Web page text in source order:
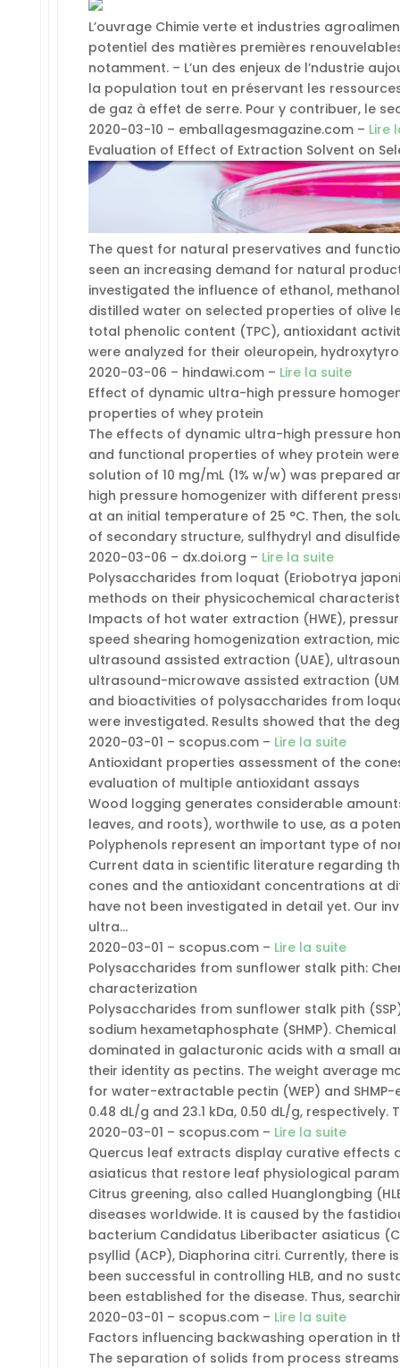
L’ouvrage Chimie verte et industries
potentiel des matières premières
notamment. – L’un des enjeux de l’ndustrie
la population tout en préservant les
de gaz à effet de serre. Pour y contribuer, le
2020-03-10 – emballagesmagazine.com – Lire
Evaluation of Effect of Extraction Solvent on
The quest for natural preservatives and
seen an increasing demand for natural
investigated the influence of ethanol,
distilled water on selected properties of olive
total phenolic content (TPC), antioxidant
were analyzed for their oleuropein,
2020-03-06 – hindawi.com – Lire la suite
Effect of dynamic ultra-high pressure
properties of whey protein
The effects of dynamic ultra-high pressure
and functional properties of whey protein
solution of 10 mg/mL (1% w/w) was prepared
high pressure homogenizer with different
at an initial temperature of 25 °C. Then, the
of secondary structure, sulfhydryl and
2020-03-06 – dx.doi.org – Lire la suite
Polysaccharides from loquat (Eriobotrya
methods on their physicochemical
Impacts of hot water extraction (HWE),
speed shearing homogenization extraction,
ultrasound assisted extraction (UAE),
ultrasound-microwave assisted extraction
and bioactivities of polysaccharides from
were investigated. Results showed that the
2020-03-01 – scopus.com – Lire la suite
Antioxidant properties assessment of the
evaluation of multiple antioxidant assays
Wood logging generates considerable
leaves, and roots), worthwile to use, as a
Polyphenols represent an important type of
Current data in scientific literature regarding
cones and the antioxidant concentrations at
have not been investigated in detail yet. Our
ultra…
2020-03-01 – scopus.com – Lire la suite
Polysaccharides from sunflower stalk pith:
characterization
Polysaccharides from sunflower stalk pith
sodium hexametaphosphate (SHMP).
dominated in galacturonic acids with a small
their identity as pectins. The weight average
for water-extractable pectin (WEP) and
0.48 dL/g and 23.1 kDa, 0.50 dL/g,
2020-03-01 – scopus.com – Lire la suite
Quercus leaf extracts display curative effects
asiaticus that restore leaf physiological
Citrus greening, also called Huanglongbing
diseases worldwide. It is caused by the
bacterium Candidatus Liberibacter asiaticus
psyllid (ACP), Diaphorina citri. Currently, there
been successful in controlling HLB, and no
been established for the disease. Thus,
2020-03-01 – scopus.com – Lire la suite
Factors influencing backwashing operation in
The separation of solids from process